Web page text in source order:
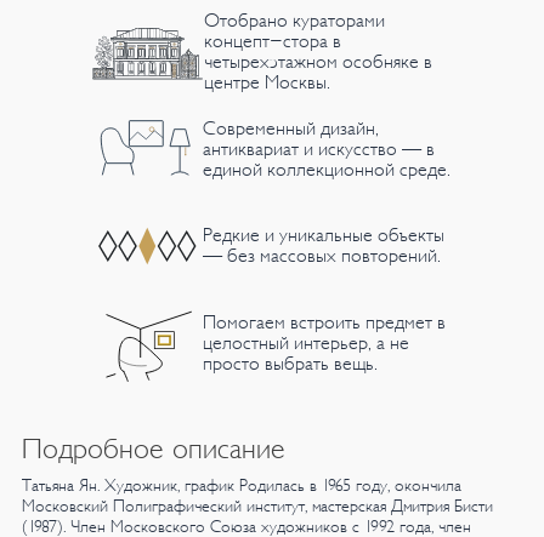
Отобрано кураторами
концепт-стора в
четырехэтажном особняке в
центре Москвы.
Современный дизайн,
антиквариат и искусство — в
единой коллекционной среде.
Редкие и уникальные объекты
— без массовых повторений.
Помогаем встроить предмет в
целостный интерьер, а не
просто выбрать вещь.
Подробное описание
Татьяна Ян. Художник, график Родилась в 1965 году, окончила
Московский Полиграфический институт, мастерская Дмитрия Бисти
(1987). Член Московского Союза художников с 1992 года, член